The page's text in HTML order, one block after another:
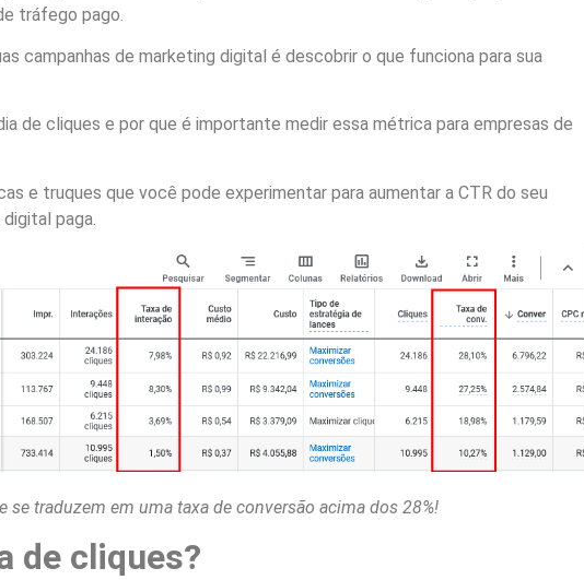
tráfego pago.
campanhas de marketing digital é descobrir o que funciona para sua
de cliques e por que é importante medir essa métrica para empresas de
e truques que você pode experimentar para aumentar a CTR do seu
paga.
se traduzem em uma taxa de conversão acima dos 28%!
de cliques?